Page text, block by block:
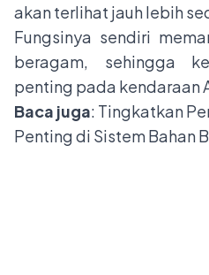
akan terlihat jauh lebih
Fungsinya sendiri
beragam, sehingga
penting pada kendaraan
Baca juga: Tingkatkan
Penting di Sistem Bahan